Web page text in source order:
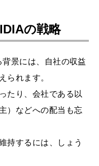
の戦略
景には、自社の収益
られます。
たり、会社である以
）などへの配当も忘
持するには、しょう